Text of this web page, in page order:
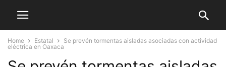
Home Estatal
Se prevén tormentas aisladas asociadas con actividad
eléctrica en Oaxaca